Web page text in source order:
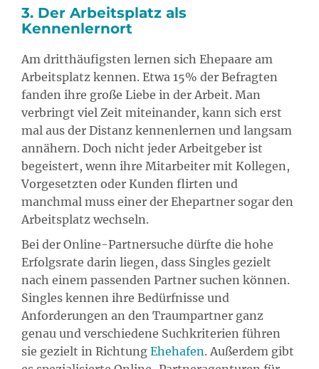
3. Der Arbeitsplatz als
Kennenlernort
Am dritthäufigsten lernen sich Ehepaare am
Arbeitsplatz kennen. Etwa 15% der Befragten
fanden ihre große Liebe in der Arbeit. Man
verbringt viel Zeit miteinander, kann sich erst
mal aus der Distanz kennenlernen und langsam
annähern. Doch nicht jeder Arbeitgeber ist
begeistert, wenn ihre Mitarbeiter mit Kollegen,
Vorgesetzten oder Kunden flirten und
manchmal muss einer der Ehepartner sogar den
Arbeitsplatz wechseln.
Bei der Online-Partnersuche dürfte die hohe
Erfolgsrate darin liegen, dass Singles gezielt
nach einem passenden Partner suchen können.
Singles kennen ihre Bedürfnisse und
Anforderungen an den Traumpartner ganz
genau und verschiedene Suchkriterien führen
sie gezielt in Richtung Ehehafen. Außerdem gibt